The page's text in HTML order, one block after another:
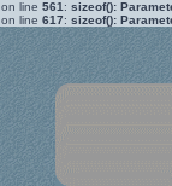
on line 561 : sizeof():
on line 617: sizeof():